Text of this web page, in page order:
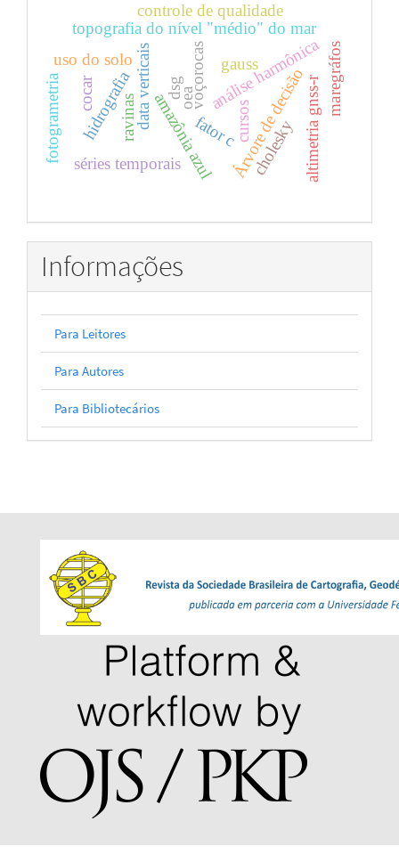
data verticais
amazônia azul
voçorocas
ravinas
uso do solo
Árvore de decisão
topografia do nível "médio" do mar
análise harmônica
controle de qualidade
séries temporais altimetria gnss-rmaregráfos
hidrografia
fotogrametria cocar dsg
fator c
gauss
cholesky
oea
cursos
Informações
Para Leitores
Para Autores
Para Bibliotecários